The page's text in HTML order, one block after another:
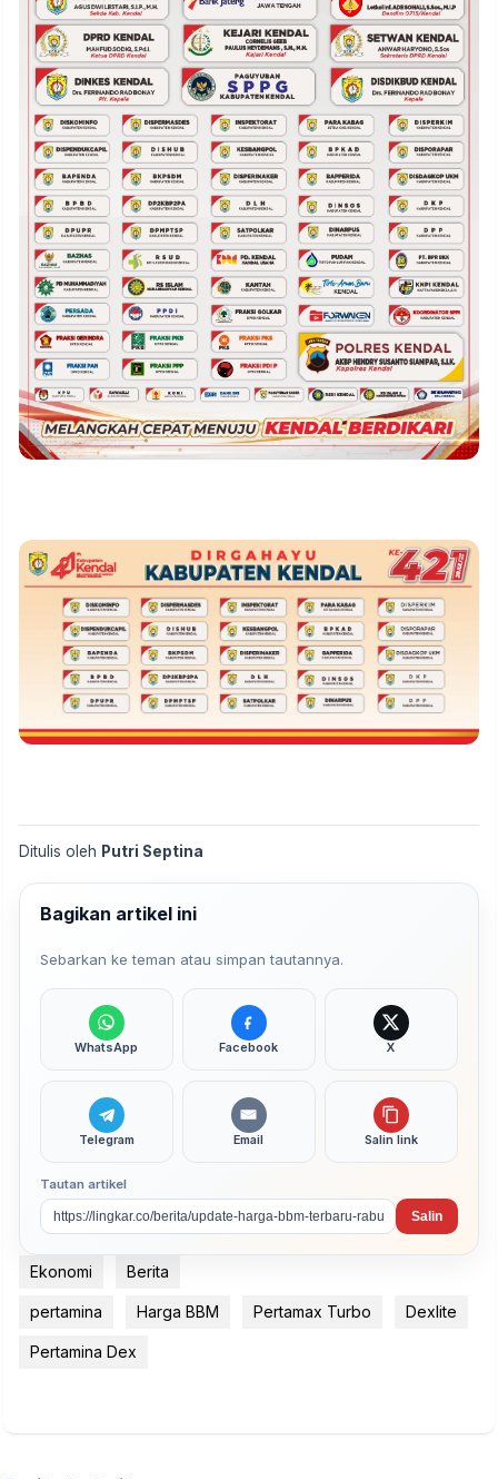
Ditulis oleh Putri Septina
Bagikan artikel ini
Sebarkan ke teman atau simpan tautannya.
WhatsApp Facebook X
Telegram Email Salin link
Tautan artikel
Salin
Ekonomi Berita
pertamina Harga BBM Pertamax Turbo Dexlite
Pertamina Dex